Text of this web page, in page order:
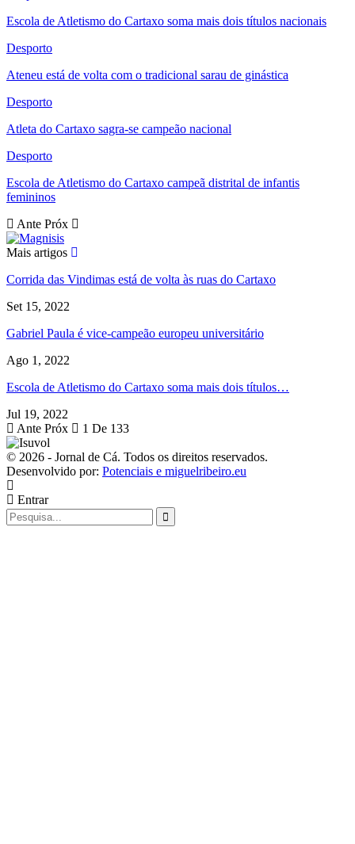
Escola de Atletismo do Cartaxo soma mais dois títulos nacionais
Desporto
Ateneu está de volta com o tradicional sarau de ginástica
Desporto
Atleta do Cartaxo sagra-se campeão nacional
Desporto
Escola de Atletismo do Cartaxo campeã distrital de infantis
femininos
Ante Próx
Mais artigos
Corrida das Vindimas está de volta às ruas do Cartaxo
Set 15, 2022
Gabriel Paula é vice-campeão europeu universitário
Ago 1, 2022
Escola de Atletismo do Cartaxo soma mais dois títulos…
Jul 19, 2022
Ante Próx 1 De 133
© 2026 - Jornal de Cá. Todos os direitos reservados.
Desenvolvido por: Potenciais e miguelribeiro.eu
Entrar